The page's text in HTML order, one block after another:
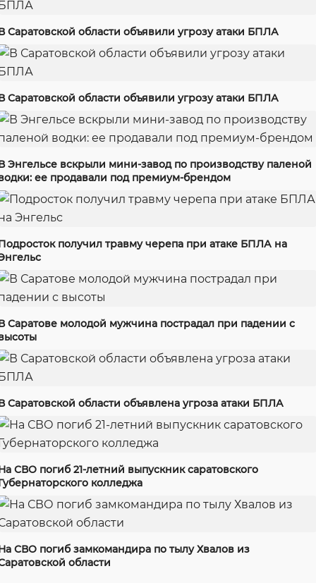
Саратовской области объявили угрозу атаки БПЛА
Саратовской области объявили угрозу атаки БПЛА
Энгельсе вскрыли мини-завод по производству паленой
ее продавали под премиум-брендом
получил травму черепа при атаке БПЛА на
Саратове молодой мужчина пострадал при падении с
Саратовской области объявлена угроза атаки БПЛА
СВО погиб 21-летний выпускник саратовского
колледжа
СВО погиб замкомандира по тылу Хвалов из
области